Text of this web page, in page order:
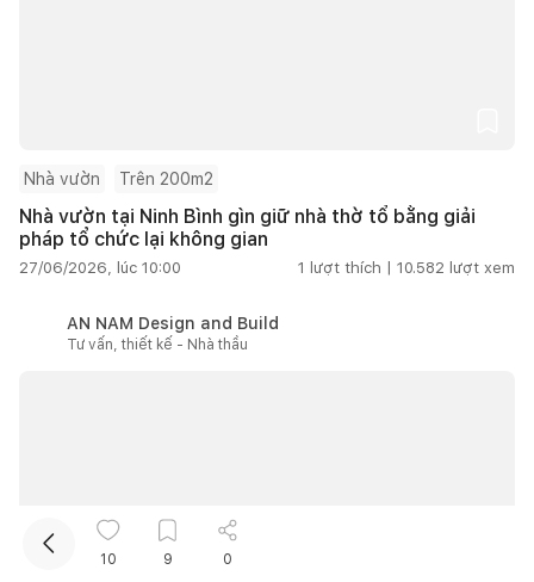
Nhà vườn Trên 200m2
Nhà vườn tại Ninh Bình gìn giữ nhà thờ tổ bằng giải
pháp tổ chức lại không gian
27/06/2026, lúc 10:00 1 lượt thích | 10.582 lượt xem
AN NAM Design and Build
Tư vấn, thiết kế - Nhà thầu
10 9 0